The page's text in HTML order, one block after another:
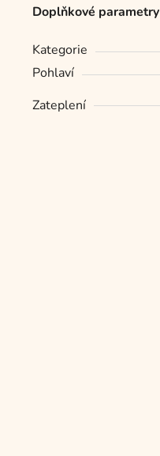
Doplňkové parametry
Kategorie
Pohlaví
Zateplení